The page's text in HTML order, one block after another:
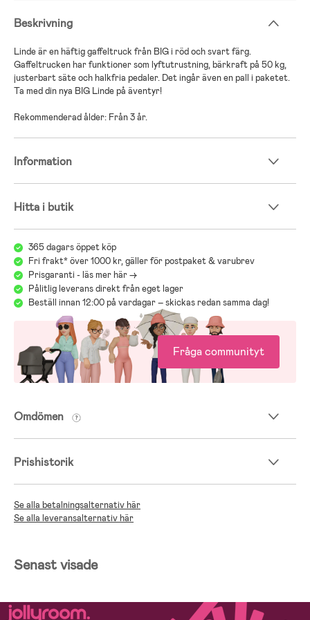
Beskrivning
Linde är en häftig gaffeltruck från BIG i röd och svart färg.
Gaffeltrucken har funktioner som lyftutrustning, bärkraft på 50 kg,
justerbart säte och halkfria pedaler. Det ingår även en pall i paketet.
Ta med din nya BIG Linde på äventyr!
Rekommenderad ålder: Från 3 år.
Information
Hitta i butik
365 dagars öppet köp
Fri frakt* över 1000 kr, gäller för postpaket & varubrev
Prisgaranti - läs mer här ->
Pålitlig leverans direkt från eget lager
Beställ innan 12:00 på vardagar – skickas redan samma dag!
Fråga communityt
Omdömen
Prishistorik
Se alla betalningsalternativ här
Se alla leveransalternativ här
Senast visade